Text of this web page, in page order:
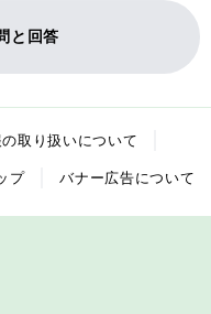
と回答
取り扱いについて
プ バナー広告について